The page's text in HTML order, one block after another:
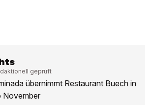
geprüft
übernimmt Restaurant Buech in
November